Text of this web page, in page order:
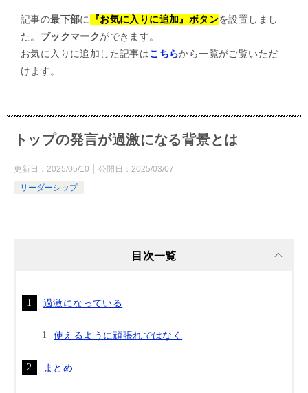
記事の最下部に 『お気に入りに追加』ボタンを設置しまし
た。 ブックマークができます。
お気に入りに追加した記事はこちらから一覧がご覧いただ
けます。
トップの発言が過激になる背景とは
更新日： 2025/05/10 公開日： 2025/03/07
リーダーシップ
目次一覧
過激になっている
使えるように頑張れではなく
まとめ